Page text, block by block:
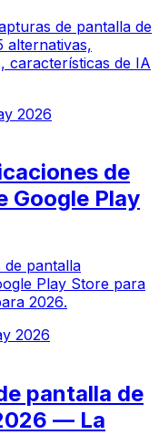
de pantalla de
alternativas,
características de IA
2026
de
Google Play
de pantalla
Play Store para
2026.
2026
pantalla de
— La